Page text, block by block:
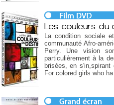
Les couleurs du
La condition sociale
communauté Afro-
Perry. Une vision
particulièrement à la
brisées, en
For colored girls who ha